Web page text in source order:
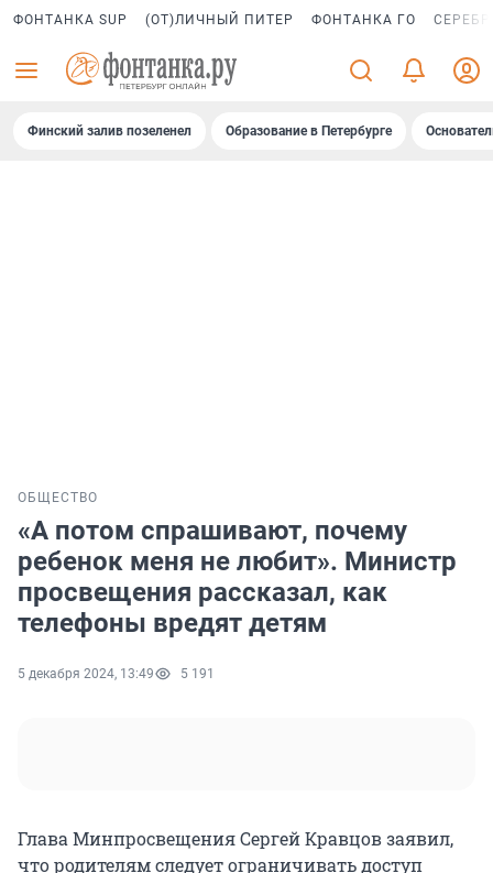
ФОНТАНКА SUP (ОТ)ЛИЧНЫЙ ПИТЕР ФОНТАНКА ГО
Финский залив позеленел Образование в Петербурге
ОБЩЕСТВО
«А потом спрашивают, почему
ребенок меня не любит». Министр
просвещения рассказал, как
телефоны вредят детям
5 декабря 2024, 13:49 5 191
Глава Минпросвещения Сергей Кравцов заявил,
что родителям следует ограничивать доступ